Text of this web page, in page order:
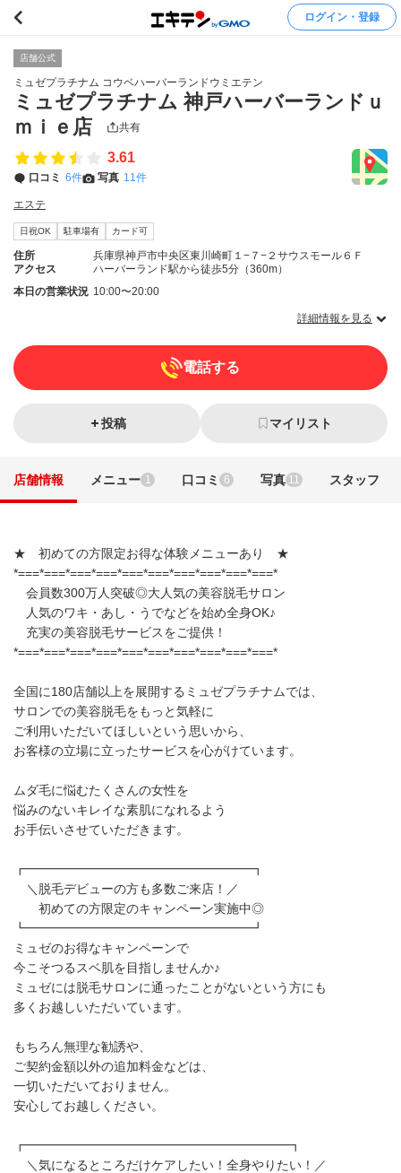
ログイン・登録
店舗公式
ミュゼプラチナム コウベハーバーランドウミエテン
ミュゼプラチナム 神戸ハーバーランドｕ
ｍｉｅ店
共有
3.61
口コミ 6件 写真 11件
エステ
日祝OK 駐車場有 カード可
住所
兵庫県神戸市中央区東川崎町１−７−２サウスモール６Ｆ
アクセス
ハーバーランド駅から徒歩5分（360m）
本日の営業状況 10:00〜20:00
詳細情報を見る
電話する
投稿 マイリスト
店舗情報 メニュー 1 口コミ 6 写真 11 スタッフ
★ 初めての方限定お得な体験メニューあり ★
*===*===*===*===*===*===*===*===*===*===*
会員数300万人突破◎大人気の美容脱毛サロン
人気のワキ・あし・うでなどを始め全身OK♪
充実の美容脱毛サービスをご提供！
*===*===*===*===*===*===*===*===*===*===*
全国に180店舗以上を展開するミュゼプラチナムでは、
サロンでの美容脱毛をもっと気軽に
ご利用いただいてほしいという思いから、
お客様の立場に立ったサービスを心がけています。
ムダ毛に悩むたくさんの女性を
悩みのないキレイな素肌になれるよう
お手伝いさせていただきます。
┏━━━━━━━━━━━━━━━━━━┓
＼脱毛デビューの方も多数ご来店！／
初めての方限定のキャンペーン実施中◎
┗━━━━━━━━━━━━━━━━━━┛
ミュゼのお得なキャンペーンで
今こそつるスベ肌を目指しませんか♪
ミュゼには脱毛サロンに通ったことがないという方にも
多くお越しいただいています。
もちろん無理な勧誘や、
ご契約金額以外の追加料金などは、
一切いただいておりません。
安心してお越しください。
┏━━━━━━━━━━━━━━━━━━━━━┓
＼気になるところだけケアしたい！全身やりたい！／